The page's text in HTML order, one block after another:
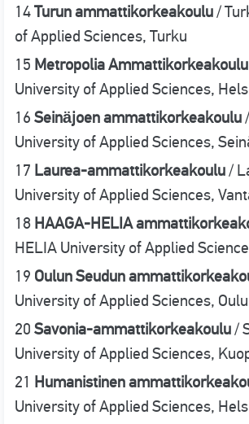
14Turun ammattikorkeakoulu/
of Applied Sciences, Turku
15 Metropolia Ammattikorkeakoulu
University of Applied Sciences,
16 Seinäjoen ammattikorkeakoulu
University of Applied Sciences,
17 Laurea-ammattikorkeakoulu/
University of Applied Sciences,
18 HAAGA-HELIA
HELIA University of Applied
19 Oulun Seudun
University of Applied Sciences, Oulu
20 Savonia-ammattikorkeakoulu/
University of Applied Sciences,
21 Humanistinen
University of Applied Sciences,